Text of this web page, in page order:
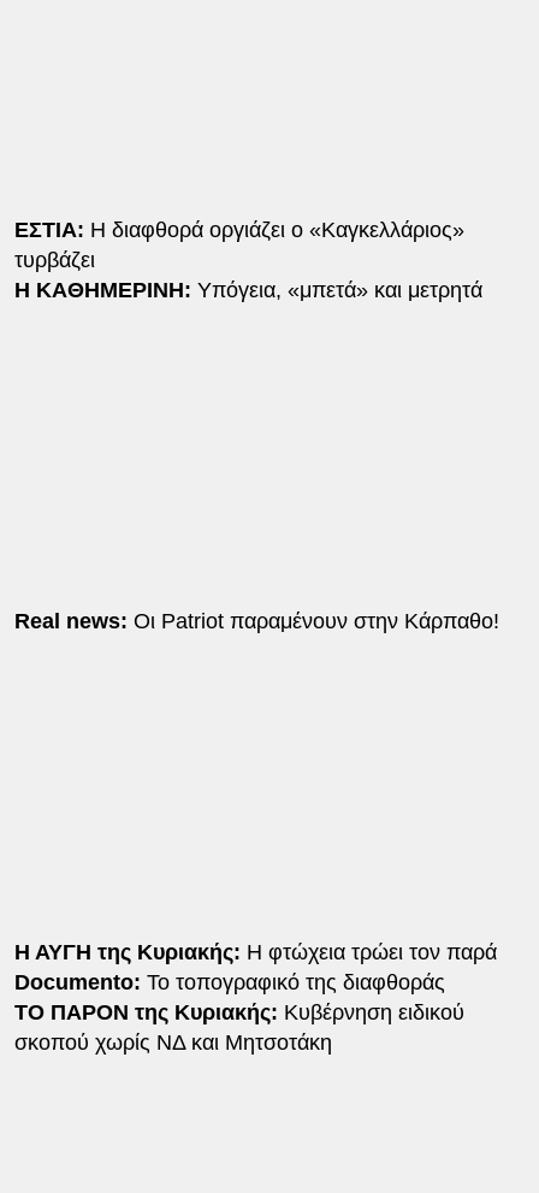
ΕΣΤΙΑ: Η διαφθορά οργιάζει ο «Καγκελλάριος»
τυρβάζει
Η ΚΑΘΗΜΕΡΙΝΗ: Υπόγεια, «μπετά» και μετρητά
Real news: Οι Patriot παραμένουν στην Κάρπαθο!
Η ΑΥΓΗ της Κυριακής: Η φτώχεια τρώει τον παρά
Documento: Το τοπογραφικό της διαφθοράς
ΤΟ ΠΑΡΟΝ της Κυριακής: Κυβέρνηση ειδικού
σκοπού χωρίς ΝΔ και Μητσοτάκη